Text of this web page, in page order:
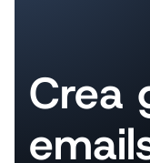
Crea